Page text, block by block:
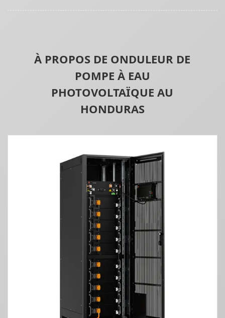
À PROPOS DE ONDULEUR DE
POMPE À EAU
PHOTOVOLTAÏQUE AU
HONDURAS